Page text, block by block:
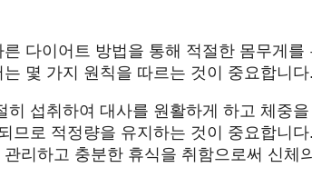
다이어트 방법을 통해 적절한 몸무게를
몇 가지 원칙을 따르는 것이 중요합니다.
섭취하여 대사를 원활하게 하고 체중을
므로 적정량을 유지하는 것이 중요합니다
리하고 충분한 휴식을 취함으로써 신체